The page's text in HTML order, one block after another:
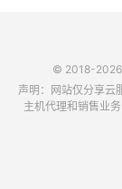
© 2018-
声明：网站仅分享云
主机代理和销售业